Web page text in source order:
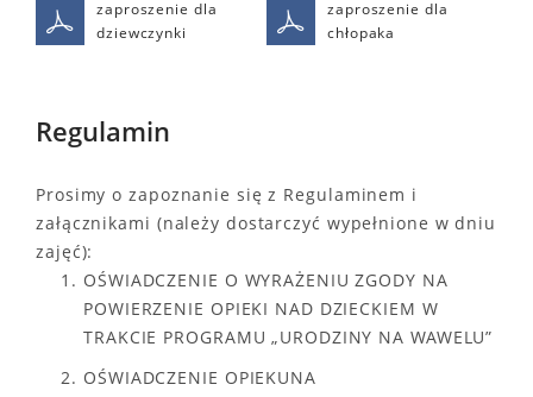
zaproszenie dla
dziewczynki
zaproszenie dla
chłopaka
Regulamin
Prosimy o zapoznanie się z Regulaminem i
załącznikami (należy dostarczyć wypełnione w dniu
zajęć):
OŚWIADCZENIE O WYRAŻENIU ZGODY NA
POWIERZENIE OPIEKI NAD DZIECKIEM W
TRAKCIE PROGRAMU „URODZINY NA WAWELU”
OŚWIADCZENIE OPIEKUNA